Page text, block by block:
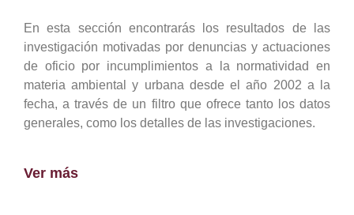
En esta sección encontrarás los resultados de las
investigación motivadas por denuncias y actuaciones
de oficio por incumplimientos a la normatividad en
materia ambiental y urbana desde el año 2002 a la
fecha, a través de un filtro que ofrece tanto los datos
generales, como los detalles de las investigaciones.
Ver más